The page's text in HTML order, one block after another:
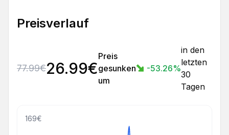
Preisverlauf
77.99€26.99€
Preis
gesunken
um
-53.26%
in den
letzten
30
Tagen
169€